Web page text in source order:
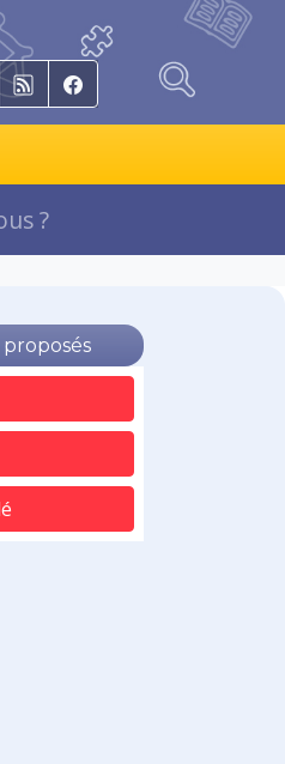
RSS Facebook
?
proposés